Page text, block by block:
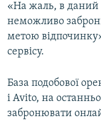
«На жаль, в
неможливо
метою
сервісу.
База подобової
і Avito, на
забронювати